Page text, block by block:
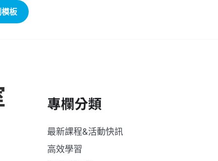
板
專欄分類
最新課程&活動快訊
高效學習